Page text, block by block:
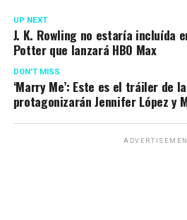
UP NEXT
J. K. Rowling no estaría incluída
Potter que lanzará HBO Max
DON'T MISS
‘Marry Me’: Este es el tráiler de
protagonizarán Jennifer López y